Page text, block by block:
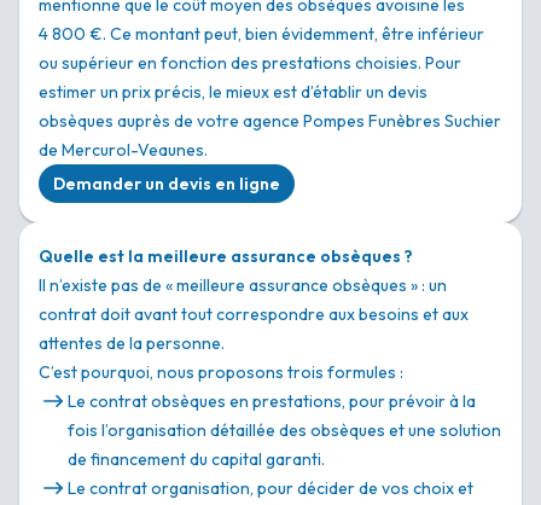
mentionne que le coût moyen des obsèques avoisine les
4 800 €. Ce montant peut, bien évidemment, être inférieur
ou supérieur en fonction des prestations choisies. Pour
estimer un prix précis, le mieux est d’établir un devis
obsèques auprès de votre agence Pompes Funèbres Suchier
de Mercurol-Veaunes.
Demander un devis en ligne
Quelle est la meilleure assurance obsèques ?
Il n’existe pas de « meilleure assurance obsèques » : un
contrat doit avant tout correspondre aux besoins et aux
attentes de la personne.
C’est pourquoi, nous proposons trois formules :
Le contrat obsèques en prestations, pour prévoir à la
fois l’organisation détaillée des obsèques et une solution
de financement du capital garanti.
Le contrat organisation, pour décider de vos choix et